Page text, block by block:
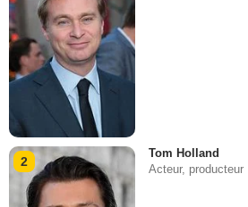
2
Tom Holland
Acteur, producteur